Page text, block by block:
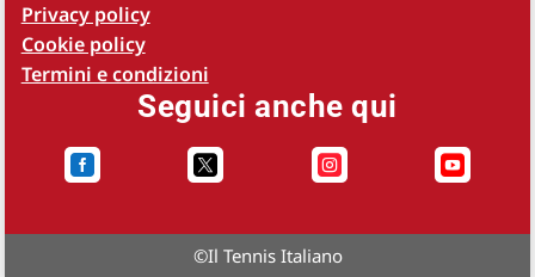
Privacy policy
Cookie policy
Termini e condizioni
Seguici anche qui
   
©Il Tennis Italiano